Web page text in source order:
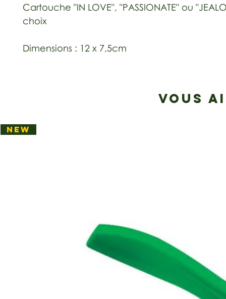
Cartouche "IN LOVE", "PASSIONATE" ou
choix
Dimensions : 12 x 7,5cm
VOUS
NEW